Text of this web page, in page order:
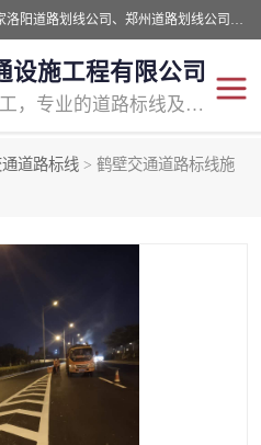
周口中为交通设施工程有限公司是一家洛阳道路划线公司、郑州道路划线公司、平顶山道路车位划线公司、开封车位划线公司、许昌道路车位划线公司、漯河道路车位划线公司，公司始终坚持“诚信、匠心、专注”的宗旨；我们的经营理念是：的服务。
设施工程有限公司
专注道路标线施工，专业的道路标线及交通设施施工服务商!
通道路标线 > 鹤壁交通道路标线施
马路标线
道路划线